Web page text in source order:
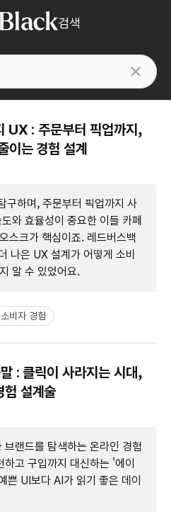
검색
UX : 주문부터 픽업까지,
이는 경험 설계
구하며, 주문부터 픽업까지 사
와 효율성이 중요한 이들 카페
스크가 핵심이죠. 레드버스백
나은 UX 설계가 어떻게 소비
알 수 있었어요.
소비자 경험
: 클릭이 사라지는 시대,
험 설계술
랜드를 탐색하는 온라인 경험
고 구입까지 대신하는 '에이
쁜 UI보다 AI가 읽기 좋은 데이